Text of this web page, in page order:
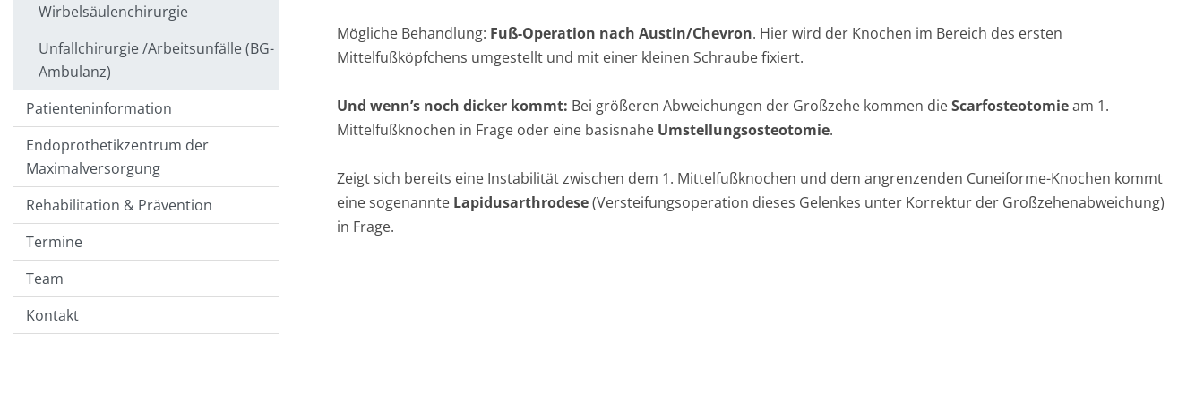
Mögliche Behandlung: Fuß-Operation nach Austin/Chevron. Hier wird der Knochen im Bereich des ersten
Mittelfußköpfchens umgestellt und mit einer kleinen Schraube fixiert.
Und wenn’s noch dicker kommt: Bei größeren Abweichungen der Großzehe kommen dieScarfosteotomieam 1.
Mittelfußknochen in Frage oder eine basisnahe Umstellungsosteotomie.
Zeigt sich bereits eine Instabilität zwischen dem 1. Mittelfußknochen und dem angrenzenden Cuneiforme-Knochen kommt
eine sogenannte Lapidusarthrodese(Versteifungsoperation dieses Gelenkes unter Korrektur der Großzehenabweichung)
in Frage.
Wirbelsäulenchirurgie
Unfallchirurgie /Arbeitsunfälle (BG-
Ambulanz)
Patienteninformation
Endoprothetikzentrum der
Maximalversorgung
Rehabilitation & Prävention
Termine
Team
Kontakt